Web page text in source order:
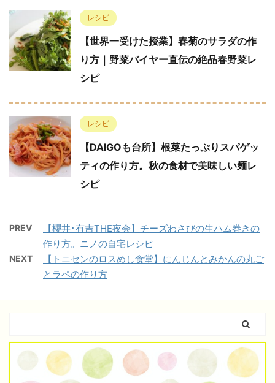
レシピ
【世界一受けた授業】春菊のサラダの作
り方｜野菜バイヤー直伝の絶品春野菜レ
シピ
レシピ
【DAIGOも台所】根菜たっぷりスパゲッ
ティの作り方。秋の食材で美味しい麺レ
シピ
PREV
【櫻井･有吉THE夜会】チーズわさびの生ハム巻きの
作り方。ニノの自宅レシピ
NEXT
【トニセンのロスめし食堂】にんじんとみかんの丸ご
とラペの作り方